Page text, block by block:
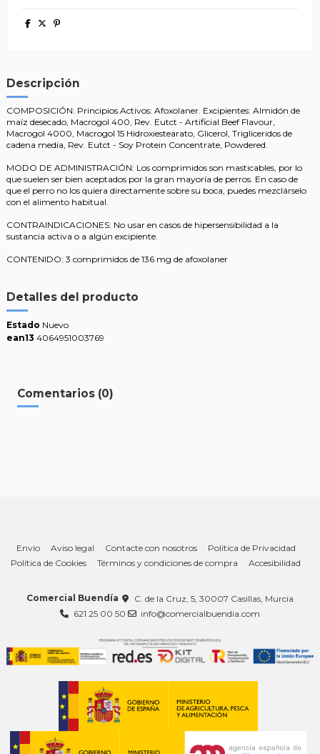
Descripción
COMPOSICIÓN: Principios Activos: Afoxolaner. Excipientes: Almidón de
maíz desecado, Macrogol 400, Rev. Eutct - Artificial Beef Flavour,
Macrogol 4000, Macrogol 15 Hidroxiestearato, Glicerol, Trigliceridos de
cadena media, Rev. Eutct - Soy Protein Concentrate, Powdered.
MODO DE ADMINISTRACIÓN: Los comprimidos son masticables, por lo
que suelen ser bien aceptados por la gran mayoría de perros. En caso de
que el perro no los quiera directamente sobre su boca, puedes mezclárselo
con el alimento habitual.
CONTRAINDICACIONES: No usar en casos de hipersensibilidad a la
sustancia activa o a algún excipiente.
CONTENIDO: 3 comprimidos de 136 mg de afoxolaner
Detalles del producto
Estado Nuevo
ean13 4064951003769
Comentarios (0)
Envío Aviso legal Contacte con nosotros
Política de Privacidad
Política de Cookies
Términos y condiciones de compra Accesibilidad
Comercial Buendía
C. de la Cruz, 5, 30007 Casillas, Murcia
621 25 00 50
info@comercialbuendia.com